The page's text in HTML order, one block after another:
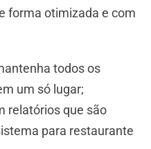
forma otimizada e com
todos os
um só lugar;
relatórios que são
para restaurante